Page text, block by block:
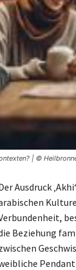
| ©
Ausdruck
Beziehung
Pendant